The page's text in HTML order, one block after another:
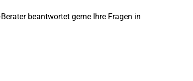
beantwortet gerne Ihre Fragen in